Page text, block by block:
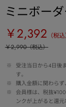
ミニボー
￥2,392 （税込
￥2,990（税込）
※
受注当日から4日後
す。
※
購入金額に関わらず、
※
会員様は、税抜
ンクが上がると還